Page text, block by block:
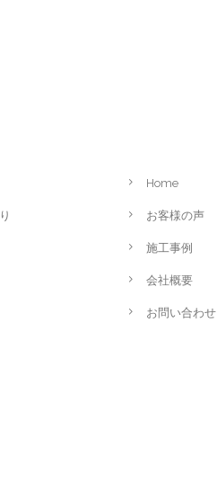
Home
お客様の声
施工事例
会社概要
お問い合わせ